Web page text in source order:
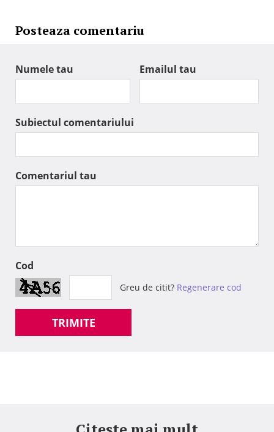
Posteaza comentariu
Numele tau Emailul tau
Subiectul comentariului
Comentariul tau
Cod
Greu de citit? Regenerare cod
TRIMITE